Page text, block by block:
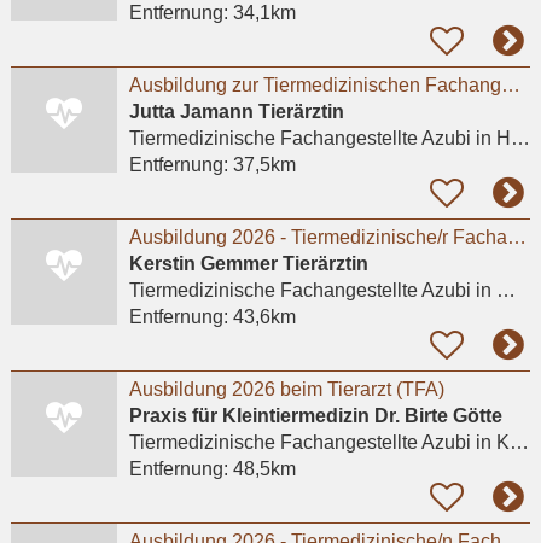
Entfernung: 34,1km
Ausbildung zur Tiermedizinischen Fachangestellten
Jutta Jamann Tierärztin
Tiermedizinische Fachangestellte Azubi in Hürth, Hermülheim
Entfernung: 37,5km
Ausbildung 2026 - Tiermedizinische/r Fachangestellte/r (w/m/d).
Kerstin Gemmer Tierärztin
Tiermedizinische Fachangestellte Azubi in Meerbusch, Büderich
Entfernung: 43,6km
Ausbildung 2026 beim Tierarzt (TFA)
Praxis für Kleintiermedizin Dr. Birte Götte
Tiermedizinische Fachangestellte Azubi in Krefeld
Entfernung: 48,5km